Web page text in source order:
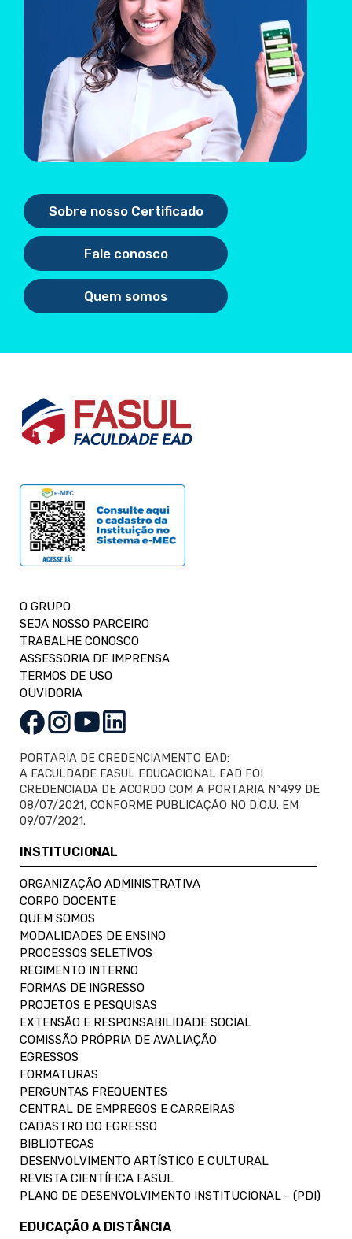
Sobre nosso Certificado
Fale conosco
Quem somos
O GRUPO
SEJA NOSSO PARCEIRO
TRABALHE CONOSCO
ASSESSORIA DE IMPRENSA
TERMOS DE USO
OUVIDORIA
PORTARIA DE CREDENCIAMENTO EAD:
A FACULDADE FASUL EDUCACIONAL EAD FOI
CREDENCIADA DE ACORDO COM A PORTARIA Nº499 DE
08/07/2021, CONFORME PUBLICAÇÃO NO D.O.U. EM
09/07/2021.
INSTITUCIONAL
ORGANIZAÇÃO ADMINISTRATIVA
CORPO DOCENTE
QUEM SOMOS
MODALIDADES DE ENSINO
PROCESSOS SELETIVOS
REGIMENTO INTERNO
FORMAS DE INGRESSO
PROJETOS E PESQUISAS
EXTENSÃO E RESPONSABILIDADE SOCIAL
COMISSÃO PRÓPRIA DE AVALIAÇÃO
EGRESSOS
FORMATURAS
PERGUNTAS FREQUENTES
CENTRAL DE EMPREGOS E CARREIRAS
CADASTRO DO EGRESSO
BIBLIOTECAS
DESENVOLVIMENTO ARTÍSTICO E CULTURAL
REVISTA CIENTÍFICA FASUL
PLANO DE DESENVOLVIMENTO INSTITUCIONAL - (PDI)
EDUCAÇÃO A DISTÂNCIA